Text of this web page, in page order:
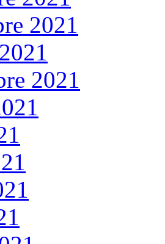
2021
2021